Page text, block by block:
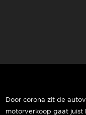
Door corona zit de
motorverkoop gaat juist